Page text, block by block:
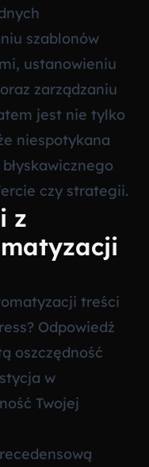
szablonów
ustanowieniu
zarządzaniu
jest nie tylko
niespotykana
czy strategii.
z
treści
Odpowiedź
oszczędność
w
Twojej